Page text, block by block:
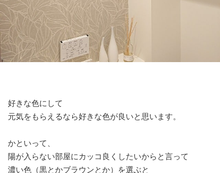
好きな色にして
元気をもらえるなら好きな色が良いと思います。
かといって、
陽が入らない部屋にカッコ良くしたいからと言って
濃い色（黒とかブラウンとか）を選ぶと